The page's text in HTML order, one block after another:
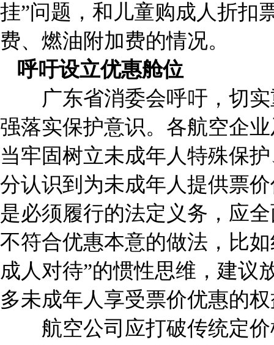
挂”问题，和儿童购成人折扣
费、燃油附加费的情况。
呼吁设立优惠舱位
广东省消委会呼吁，切实
强落实保护意识。各航空企
当牢固树立未成年人特殊保
分认识到为未成年人提供票
是必须履行的法定义务，应
不符合优惠本意的做法，比
成人对待”的惯性思维，建议
多未成年人享受票价优惠的
航空公司应打破传统定价